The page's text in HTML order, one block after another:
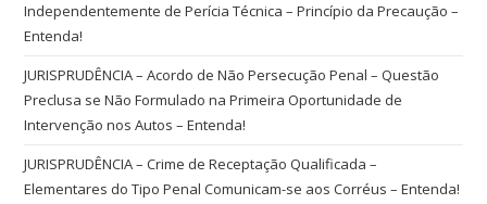
Independentemente de Perícia Técnica – Princípio da Precaução –
Entenda!
JURISPRUDÊNCIA – Acordo de Não Persecução Penal – Questão
Preclusa se Não Formulado na Primeira Oportunidade de
Intervenção nos Autos – Entenda!
JURISPRUDÊNCIA – Crime de Receptação Qualificada –
Elementares do Tipo Penal Comunicam-se aos Corréus – Entenda!